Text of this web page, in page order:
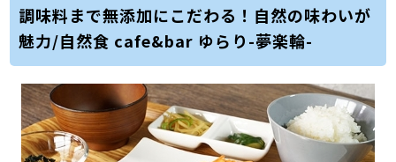
調味料まで無添加にこだわる！自然の味わいが
魅力/自然食 cafe&bar ゆらり-夢楽輪-